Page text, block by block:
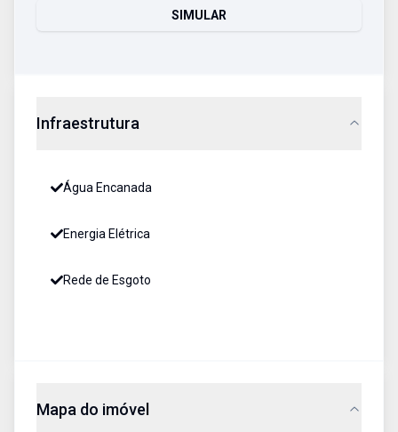
SIMULAR
Infraestrutura
Água Encanada
Energia Elétrica
Rede de Esgoto
Mapa do imóvel